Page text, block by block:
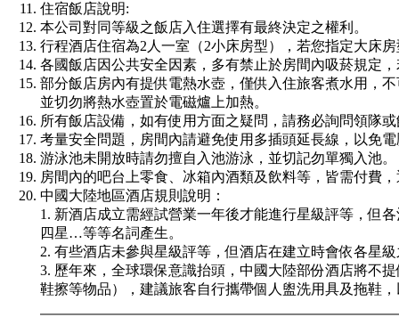
住宿飯店說明:
本公司對同等級之飯店入住選擇有最終決定之權利。
行程酒店住宿為2人一室（2小床房型），若您指定大床
各國飯店因公共安全因素，多有禁止於房間內吸菸規定
部分飯店房內有提供電熱水壺，僅供入住旅客煮水用，
並切勿將熱水壺置於電磁爐上加熱。
所有飯店設備，如有使用方面之疑問，請務必詢問領隊
考量安全問題，房間內請避免使用多插頭延長線，以免
游泳池未開放時請勿擅自入池游泳，並切記勿單獨入池。
房間內的吧台上零食、冰箱內酒類及飲料等，皆需付費
中國大陸地區酒店規則說明：
1. 新酒店成立需經試營業一年後才能進行星級評等，但
四星…等等名詞產生。
2. 有些酒店未參與星級評等，但酒店在建立時會依各星
3. 歷年來，全球環保意識抬頭，中國大陸部份酒店將不
鞋擦等物品），建議旅客自行攜帶個人盥洗用具及拖鞋